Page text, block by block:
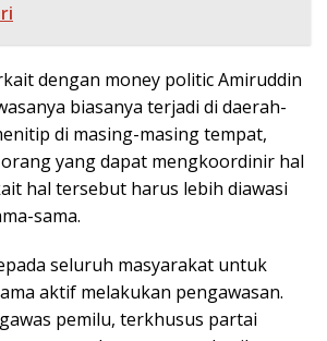
dengan money politic Amiruddin
biasanya terjadi di daerah-
di masing-masing tempat,
yang dapat mengkoordinir hal
hal tersebut harus lebih diawasi
sama.
seluruh masyarakat untuk
aktif melakukan pengawasan.
pemilu, terkhusus partai